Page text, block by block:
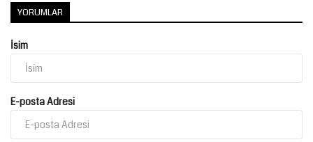
YORUMLAR
İsim
E-posta Adresi